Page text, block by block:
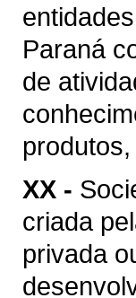
Paraná
de
XX -
criada
privada